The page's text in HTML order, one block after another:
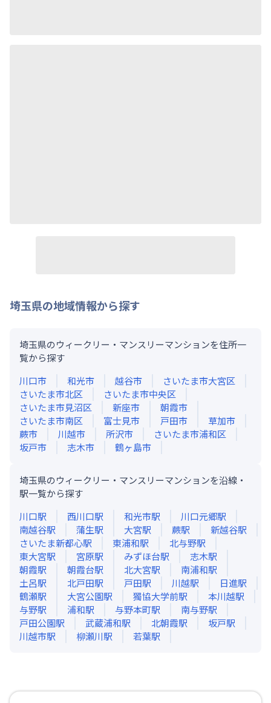
埼玉県の地域情報から探す
埼玉県のウィークリー・マンスリーマンションを住所一
覧から探す
川口市
和光市 越谷市
さいたま市大宮区
さいたま市北区
さいたま市中央区
さいたま市見沼区
新座市
朝霞市
さいたま市南区
富士見市 戸田市
草加市
蕨市
川越市 所沢市
さいたま市浦和区
坂戸市
志木市 鶴ヶ島市
埼玉県のウィークリー・マンスリーマンションを沿線・
駅一覧から探す
川口駅 西川口駅 和光市駅 川口元郷駅
南越谷駅 蒲生駅 大宮駅 蕨駅 新越谷駅
さいたま新都心駅 東浦和駅 北与野駅
東大宮駅 宮原駅 みずほ台駅 志木駅
朝霞駅 朝霞台駅 北大宮駅 南浦和駅
土呂駅 北戸田駅 戸田駅 川越駅 日進駅
鶴瀬駅 大宮公園駅 獨協大学前駅 本川越駅
与野駅 浦和駅 与野本町駅 南与野駅
戸田公園駅 武蔵浦和駅 北朝霞駅 坂戸駅
川越市駅 柳瀬川駅 若葉駅